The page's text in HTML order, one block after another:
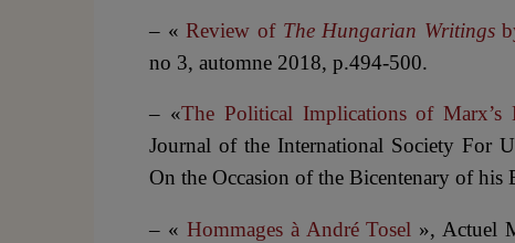
– «Review of The Hungarian Writings
no 3, automne 2018, p.494-500.
– «The Political Implications of
Journal of the International Society
On the Occasion of the Bicentenary of
– « Hommages à André Tosel », Actuel